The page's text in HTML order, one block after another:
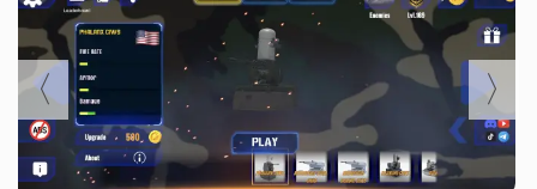
〈
〉